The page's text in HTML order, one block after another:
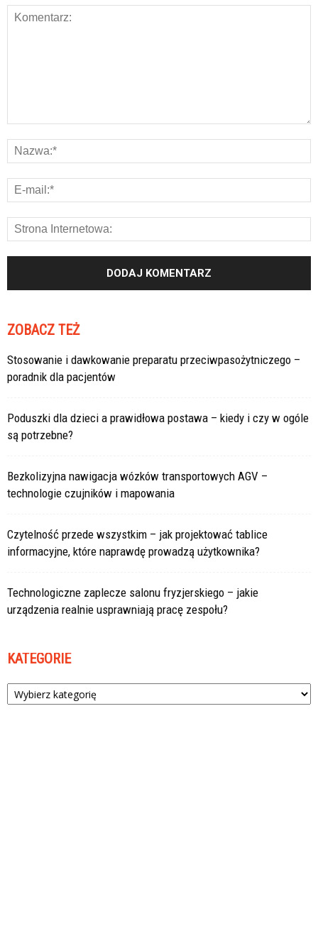
ZOBACZ TEŻ
Stosowanie i dawkowanie preparatu przeciwpasożytniczego –
poradnik dla pacjentów
Poduszki dla dzieci a prawidłowa postawa – kiedy i czy w ogóle
są potrzebne?
Bezkolizyjna nawigacja wózków transportowych AGV –
technologie czujników i mapowania
Czytelność przede wszystkim – jak projektować tablice
informacyjne, które naprawdę prowadzą użytkownika?
Technologiczne zaplecze salonu fryzjerskiego – jakie
urządzenia realnie usprawniają pracę zespołu?
KATEGORIE
Kategorie